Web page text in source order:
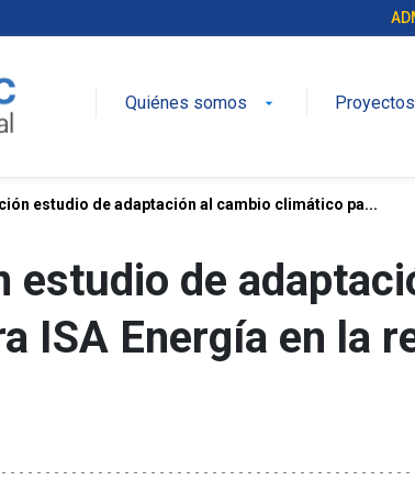
Quiénes somos arrow_drop_down Proyectos
estudio de adaptación al cambio climático pa...
estudio de
ISA Energía en la